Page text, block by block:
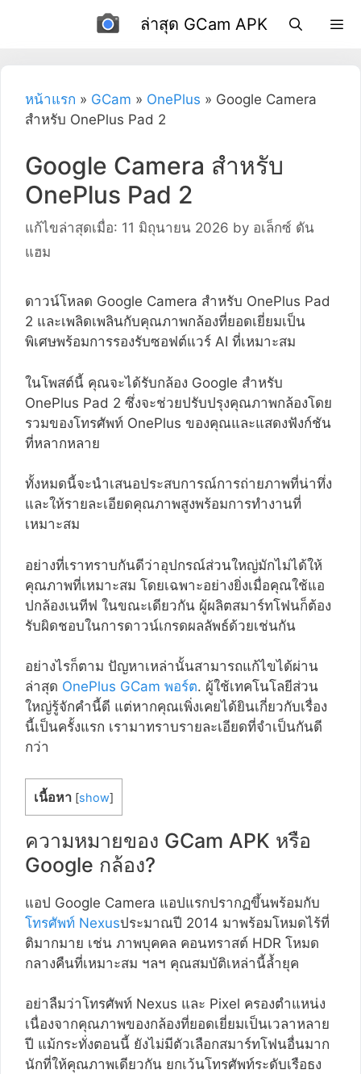
ล่าสุด GCam APK
หน้าแรก » GCam » OnePlus » Google Camera
สำหรับ OnePlus Pad 2
Google Camera สำหรับ
OnePlus Pad 2
แก้ไขล่าสุดเมื่อ: 11 มิถุนายน 2026 by อเล็กซ์ ดัน
แฮม
ดาวน์โหลด Google Camera สำหรับ OnePlus Pad
2 และเพลิดเพลินกับคุณภาพกล้องที่ยอดเยี่ยมเป็น
พิเศษพร้อมการรองรับซอฟต์แวร์ AI ที่เหมาะสม
ในโพสต์นี้ คุณจะได้รับกล้อง Google สำหรับ
OnePlus Pad 2 ซึ่งจะช่วยปรับปรุงคุณภาพกล้องโดย
รวมของโทรศัพท์ OnePlus ของคุณและแสดงฟังก์ชัน
ที่หลากหลาย
ทั้งหมดนี้จะนำเสนอประสบการณ์การถ่ายภาพที่น่าทึ่ง
และให้รายละเอียดคุณภาพสูงพร้อมการทำงานที่
เหมาะสม
อย่างที่เราทราบกันดีว่าอุปกรณ์ส่วนใหญ่มักไม่ได้ให้
คุณภาพที่เหมาะสม โดยเฉพาะอย่างยิ่งเมื่อคุณใช้แอ
ปกล้องเนทีฟ ในขณะเดียวกัน ผู้ผลิตสมาร์ทโฟนก็ต้อง
รับผิดชอบในการดาวน์เกรดผลลัพธ์ด้วยเช่นกัน
อย่างไรก็ตาม ปัญหาเหล่านั้นสามารถแก้ไขได้ผ่าน
ล่าสุด OnePlus GCam พอร์ต. ผู้ใช้เทคโนโลยีส่วน
ใหญ่รู้จักคำนี้ดี แต่หากคุณเพิ่งเคยได้ยินเกี่ยวกับเรื่อง
นี้เป็นครั้งแรก เรามาทราบรายละเอียดที่จำเป็นกันดี
กว่า
เนื้อหา [show]
ความหมายของ GCam APK หรือ
Google กล้อง?
แอป Google Camera แอปแรกปรากฏขึ้นพร้อมกับ
โทรศัพท์ Nexusประมาณปี 2014 มาพร้อมโหมดไร้ที่
ติมากมาย เช่น ภาพบุคคล คอนทราสต์ HDR โหมด
กลางคืนที่เหมาะสม ฯลฯ คุณสมบัติเหล่านี้ล้ำยุค
อย่าลืมว่าโทรศัพท์ Nexus และ Pixel ครองตำแหน่ง
เนื่องจากคุณภาพของกล้องที่ยอดเยี่ยมเป็นเวลาหลาย
ปี แม้กระทั่งตอนนี้ ยังไม่มีตัวเลือกสมาร์ทโฟนอื่นมาก
นักที่ให้คุณภาพเดียวกัน ยกเว้นโทรศัพท์ระดับเรือธง